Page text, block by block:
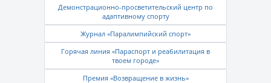
Демонстрационно-просветительский центр по
адаптивному спорту
Журнал «Паралимпийский спорт»
Горячая линия «Параспорт и реабилитация в
твоем городе»
Премия «Возвращение в жизнь»